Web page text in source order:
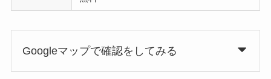
Googleマップで確認をしてみる